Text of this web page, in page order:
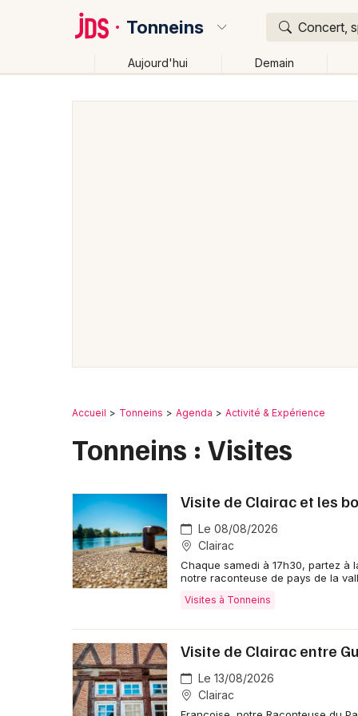
Tonneins Concert,
Aujourd'hui Demain
Accueil Tonneins Agenda Activité & Expérience
Tonneins : Visites
Visite de Clairac et les
Le 08/08/2026
Clairac
Chaque samedi à 17h30, partez à
notre raconteuse de pays de la
Visites à Tonneins
Visite de Clairac entre
Le 13/08/2026
Clairac